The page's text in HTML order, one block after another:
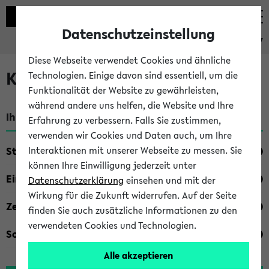
eKVV
Kombisuche im eKVV
Ihre Suchkriterien:
Studienfach
Einrichtung
Zeiten
Sonstiges
Datenschutzeinstellung
Diese Webseite verwendet Cookies und ähnliche
Technologien. Einige davon sind essentiell, um die
Funktionalität der Website zu gewährleisten,
während andere uns helfen, die Website und Ihre
Erfahrung zu verbessern. Falls Sie zustimmen,
verwenden wir Cookies und Daten auch, um Ihre
Interaktionen mit unserer Webseite zu messen. Sie
können Ihre Einwilligung jederzeit unter
Datenschutzerklärung einsehen und mit der
Wirkung für die Zukunft widerrufen. Auf der Seite
finden Sie auch zusätzliche Informationen zu den
verwendeten Cookies und Technologien.
Alle akzeptieren